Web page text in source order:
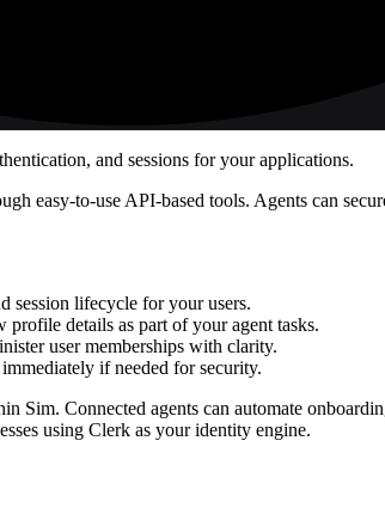
and sessions for your applications.
easy-to-use API-based tools. Agents can
session lifecycle for your users.
details as part of your agent tasks.
user memberships with clarity.
immediately if needed for security.
Connected agents can automate
using Clerk as your identity engine.